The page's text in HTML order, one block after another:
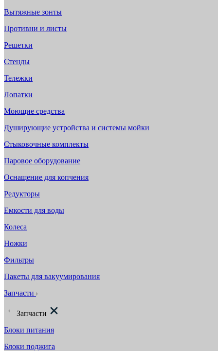
Вытяжные зонты
Противни и листы
Решетки
Стенды
Тележки
Лопатки
Моющие средства
Душирующие устройства и системы мойки
Стыковочные комплекты
Паровое оборудование
Оснащение для копчения
Редукторы
Емкости для воды
Колеса
Ножки
Фильтры
Пакеты для вакуумирования
Запчасти
Запчасти
Блоки питания
Блоки поджига